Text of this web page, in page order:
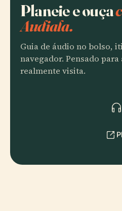
Planeie e ouça
Audiala.
Guia de áudio no bolso,
navegador. Pensado
realmente visita.